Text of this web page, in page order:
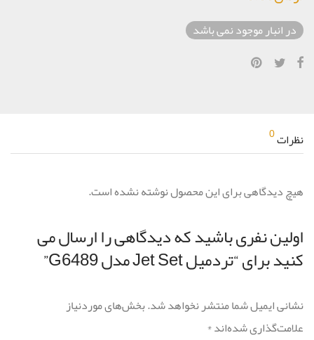
در انبار موجود نمی باشد
نظرات0
هیچ دیدگاهی برای این محصول نوشته نشده است.
اولین نفری باشید که دیدگاهی را ارسال می
کنید برای “تردمیل Jet Set مدل G6489”
نشانی ایمیل شما منتشر نخواهد شد.بخش‌های موردنیاز
علامت‌گذاری شده‌اند*